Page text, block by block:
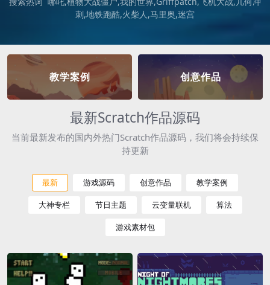
刺 地铁跑酷 火柴人 马里奥 迷宫
教学案例 创意作品
最新Scratch作品源码
当前最新发布的国内外热门Scratch作品源码，我们将会持续保
持更新
最新 游戏源码 创意作品 教学案例
大神专栏 节日主题 云变量联机 算法
游戏素材包